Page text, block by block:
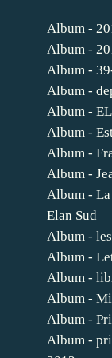
Album -
Album -
Album -
Album -
Album -
Album -
Album -
Album -
Album -
Elan Sud
Album -
Album -
Album -
Album -
Album -
Album -